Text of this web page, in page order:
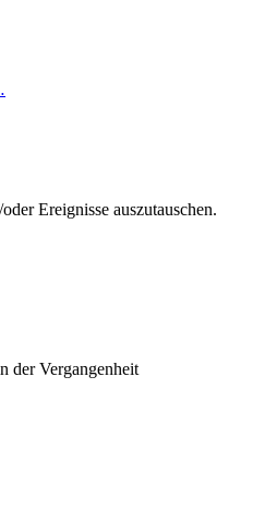
Ereignisse auszutauschen.
der Vergangenheit